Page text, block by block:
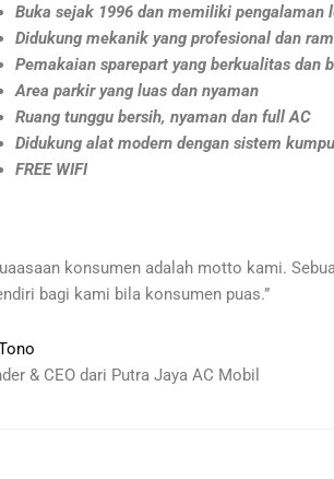
Buka sejak 1996 dan memiliki pengalaman
Didukung mekanik yang profesional dan
Pemakaian sparepart yang berkualitas dan
Area parkir yang luas dan nyaman
Ruang tunggu bersih, nyaman dan full AC
Didukung alat modern dengan sistem
FREE WIFI
konsumen adalah motto kami.
bagi kami bila konsumen puas.”
& CEO dari Putra Jaya AC Mobil